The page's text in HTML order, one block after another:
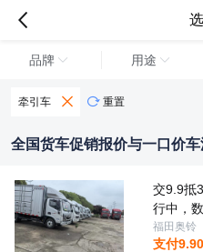

品牌 用途
牵引车  重置
全国货车促销报价与一口价车
交9.9抵
行中，
福田奥铃
支付9.90